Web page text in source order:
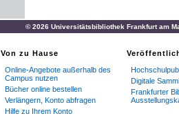
© 2026 Universitätsbibliothek Frankfurt am
Von zu Hause
Online-Angebote außerhalb des
Campus nutzen
Bücher online bestellen
Verlängern, Konto abfragen
Hilfe zu Ihrem Konto
Digitale
Frankfurter